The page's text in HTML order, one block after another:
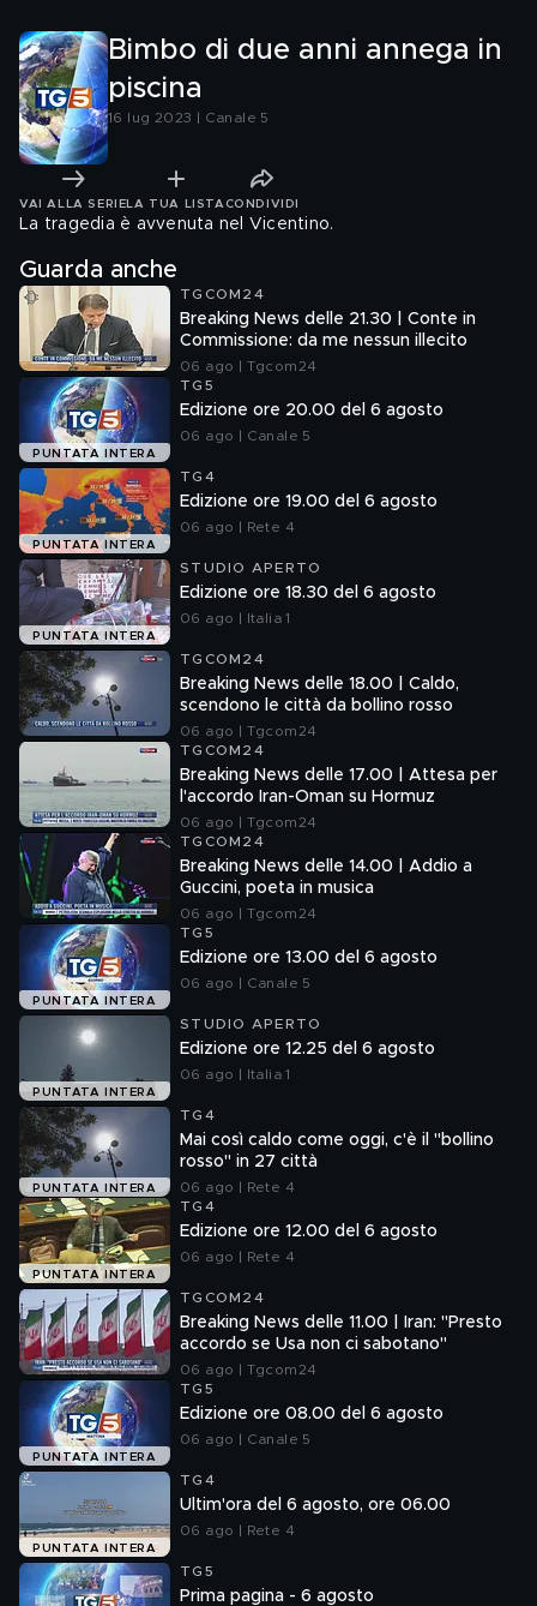
Bimbo di due anni annega in
piscina
16 lug 2023 | Canale 5
VAI ALLA SERIE LA TUA LISTA CONDIVIDI
La tragedia è avvenuta nel Vicentino.
Guarda anche
TGCOM24
Breaking News delle 21.30 | Conte in
Commissione: da me nessun illecito
06 ago | Tgcom24
PUNTATA INTERA
TG5
Edizione ore 20.00 del 6 agosto
06 ago | Canale 5
PUNTATA INTERA
TG4
Edizione ore 19.00 del 6 agosto
06 ago | Rete 4
PUNTATA INTERA
STUDIO APERTO
Edizione ore 18.30 del 6 agosto
06 ago | Italia 1
TGCOM24
Breaking News delle 18.00 | Caldo,
scendono le città da bollino rosso
06 ago | Tgcom24
TGCOM24
Breaking News delle 17.00 | Attesa per
l'accordo Iran-Oman su Hormuz
06 ago | Tgcom24
TGCOM24
Breaking News delle 14.00 | Addio a
Guccini, poeta in musica
06 ago | Tgcom24
PUNTATA INTERA
TG5
Edizione ore 13.00 del 6 agosto
06 ago | Canale 5
PUNTATA INTERA
STUDIO APERTO
Edizione ore 12.25 del 6 agosto
06 ago | Italia 1
PUNTATA INTERA
TG4
Mai così caldo come oggi, c'è il "bollino
rosso" in 27 città
06 ago | Rete 4
PUNTATA INTERA
TG4
Edizione ore 12.00 del 6 agosto
06 ago | Rete 4
TGCOM24
Breaking News delle 11.00 | Iran: "Presto
accordo se Usa non ci sabotano"
06 ago | Tgcom24
PUNTATA INTERA
TG5
Edizione ore 08.00 del 6 agosto
06 ago | Canale 5
PUNTATA INTERA
TG4
Ultim'ora del 6 agosto, ore 06.00
06 ago | Rete 4
TG5
Prima pagina - 6 agosto